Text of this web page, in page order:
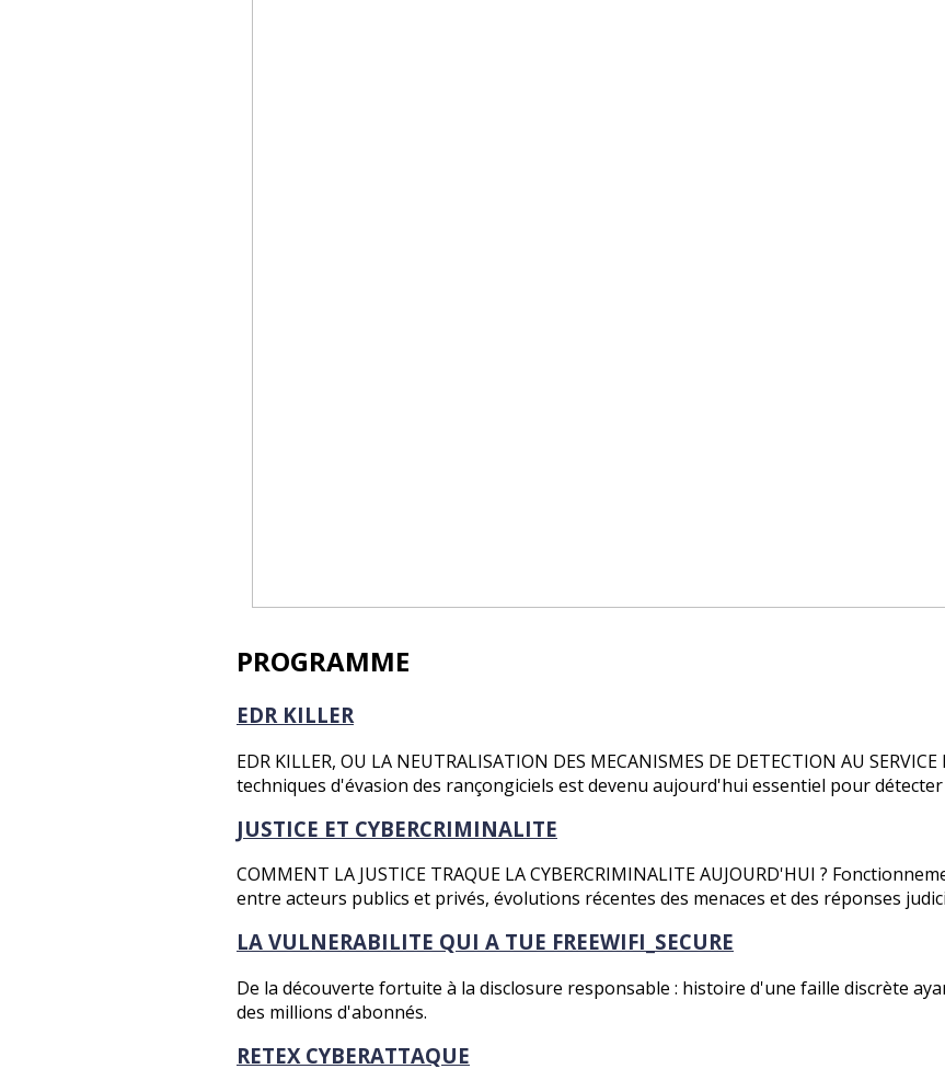
PROGRAMME
EDR KILLER
EDR KILLER, OU LA NEUTRALISATION DES MECANISMES DE DETECTION AU
techniques d'évasion des rançongiciels est devenu aujourd'hui essentiel pour
JUSTICE ET CYBERCRIMINALITE
COMMENT LA JUSTICE TRAQUE LA CYBERCRIMINALITE AUJOURD'HUI ?
entre acteurs publics et privés, évolutions récentes des menaces et des réponses
LA VULNERABILITE QUI A TUE FREEWIFI_SECURE
De la découverte fortuite à la disclosure responsable : histoire d'une faille discrète
des millions d'abonnés.
RETEX CYBERATTAQUE